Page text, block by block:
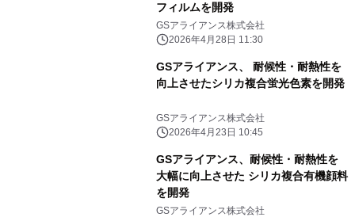
フィルムを開発
GSアライアンス株式会社
2026年4月28日 11:30
GSアライアンス、 耐候性・耐熱性を
向上させたシリカ複合蛍光色素を開発
GSアライアンス株式会社
2026年4月23日 10:45
GSアライアンス、耐候性・耐熱性を
大幅に向上させた シリカ複合有機顔料
を開発
GSアライアンス株式会社